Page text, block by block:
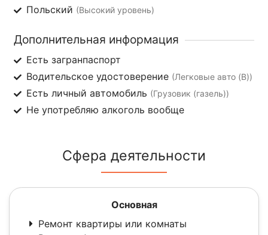
Польский (Высокий уровень)
Дополнительная информация
Есть загранпаспорт
Водительское удостоверение (Легковые авто (B))
Есть личный автомобиль (Грузовик (газель))
Не употребляю алкоголь вообще
Сфера деятельности
Основная
Ремонт квартиры или комнаты